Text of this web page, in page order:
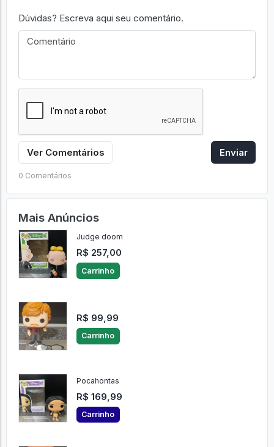
Dúvidas? Escreva aqui seu comentário.
Ver Comentários Enviar
0 Comentários
Mais Anúncios
Judge doom
R$ 257,00
Carrinho
R$ 99,99
Carrinho
Pocahontas
R$ 169,99
Carrinho